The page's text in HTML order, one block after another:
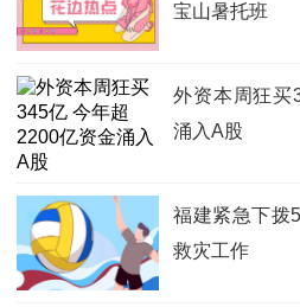
宝山暑托班
外资本周狂买
涌入A股
福建紧急下拨
救灾工作